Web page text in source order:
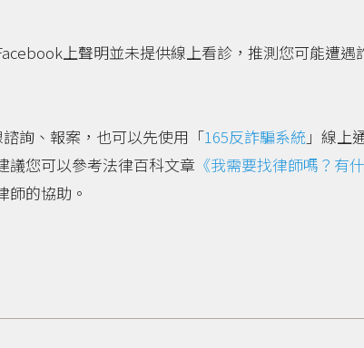
上聲明並未提供線上看診，推測您可能遭遇
詢、報案，也可以先使用「165反詐騙系統 」線上
議您可以參考法律百科文章 《我需要找律師嗎？有
師的協助。